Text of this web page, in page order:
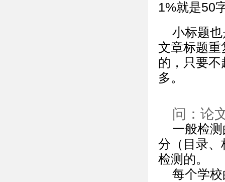
1%就是50
小标题
文章标题重
的，只要
多。
问：论
一般检
分（目录、
检测的。
每个学